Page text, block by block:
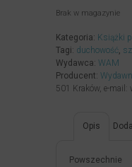
Brak w magazynie
Kategoria: Książki
Tagi: duchowość,
Wydawca: WAM
Producent:
501 Kraków, e-
Opis